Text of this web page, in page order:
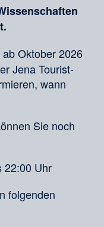
Oktober 2026
Jena Tourist-
wann
Sie noch
22:00 Uhr
folgenden